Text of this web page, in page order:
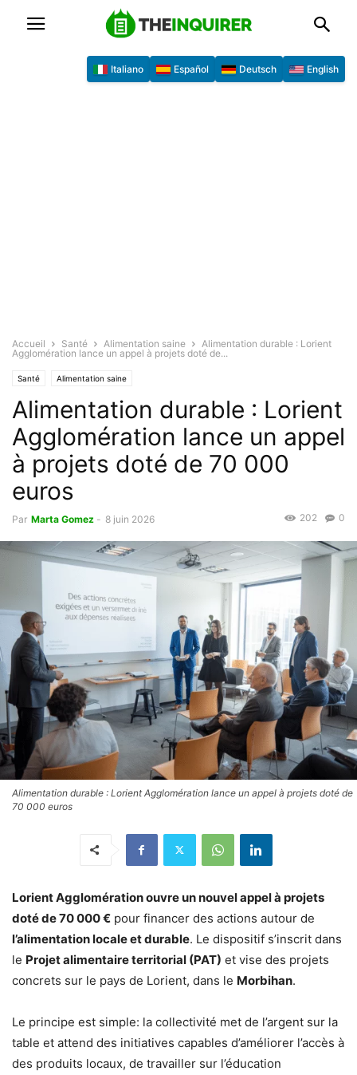
Accueil Santé Alimentation saine
Alimentation durable : Lorient
Agglomération lance un appel à projets doté de...
Santé Alimentation saine
Alimentation durable : Lorient
Agglomération lance un appel
à projets doté de 70 000
euros
Par Marta Gomez - 8 juin 2026 0
202
Alimentation durable : Lorient Agglomération lance un appel à projets doté de
70 000 euros
Lorient Agglomération ouvre un nouvel appel à projets
doté de 70 000 € pour financer des actions autour de
l’alimentation locale et durable. Le dispositif s’inscrit dans
le Projet alimentaire territorial (PAT) et vise des projets
concrets sur le pays de Lorient, dans le Morbihan.
Le principe est simple: la collectivité met de l’argent sur la
table et attend des initiatives capables d’améliorer l’accès à
des produits locaux, de travailler sur l’éducation
Italiano Español Deutsch English